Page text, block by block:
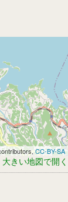
CC-BY-SA
大きい地図で開く